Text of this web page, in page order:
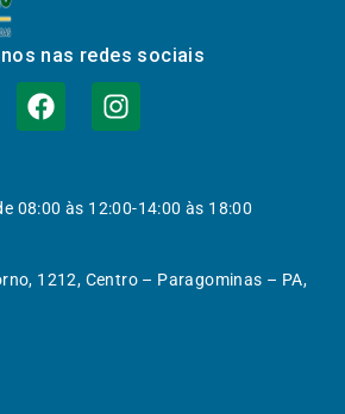
nas redes sociais
08:00 às 12:00-14:00 às 18:00
1212, Centro – Paragominas – PA,